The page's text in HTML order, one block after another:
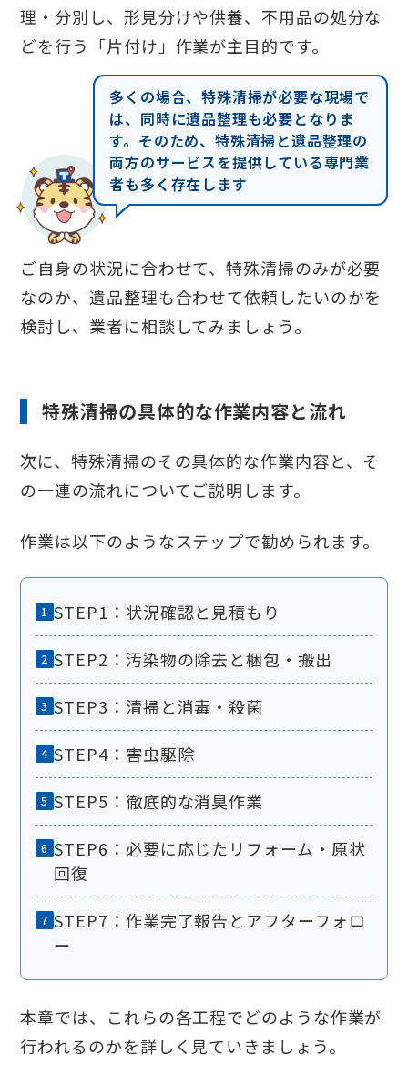
理・分別し、形見分けや供養、不用品の処分な
どを行う「片付け」作業が主目的です。
多くの場合、特殊清掃が必要な現場で
は、同時に遺品整理も必要となりま
す。そのため、特殊清掃と遺品整理の
両方のサービスを提供している専門業
者も多く存在します
ご自身の状況に合わせて、特殊清掃のみが必要
なのか、遺品整理も合わせて依頼したいのかを
検討し、業者に相談してみましょう。
特殊清掃の具体的な作業内容と流れ
次に、特殊清掃のその具体的な作業内容と、そ
の一連の流れについてご説明します。
作業は以下のようなステップで勧められます。
STEP1：状況確認と見積もり
STEP2：汚染物の除去と梱包・搬出
STEP3：清掃と消毒・殺菌
STEP4：害虫駆除
STEP5：徹底的な消臭作業
STEP6：必要に応じたリフォーム・原状
回復
STEP7：作業完了報告とアフターフォロ
ー
本章では、これらの各工程でどのような作業が
行われるのかを詳しく見ていきましょう。